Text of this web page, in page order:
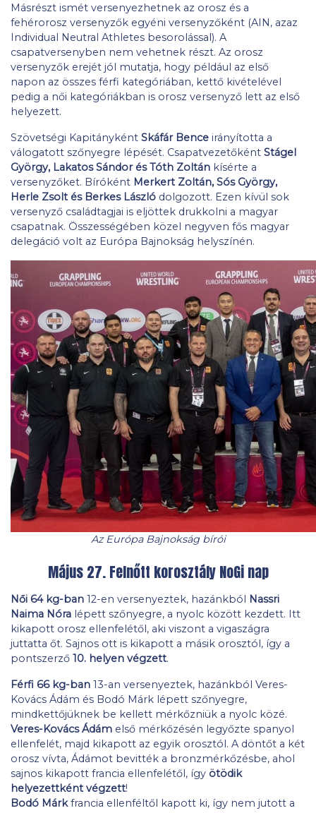
Másrészt ismét versenyezhetnek az orosz és a
fehérorosz versenyzők egyéni versenyzőként (AIN, azaz
Individual Neutral Athletes besorolással). A
csapatversenyben nem vehetnek részt. Az orosz
versenyzők erejét jól mutatja, hogy például az első
napon az összes férfi kategóriában, kettő kivételével
pedig a női kategóriákban is orosz versenyző lett az első
helyezett.
Szövetségi Kapitányként Skáfár Bence irányította a
válogatott szőnyegre lépését. Csapatvezetőként Stágel
György, Lakatos Sándor és Tóth Zoltán kísérte a
versenyzőket. Bíróként Merkert Zoltán, Sós György,
Herle Zsolt és Berkes László dolgozott. Ezen kívül sok
versenyző családtagjai is eljöttek drukkolni a magyar
csapatnak. Összességében közel negyven fős magyar
delegáció volt az Európa Bajnokság helyszínén.
Az Európa Bajnokság bírói
Május 27. Felnőtt korosztály NoGi nap
Női 64 kg-ban 12-en versenyeztek, hazánkból Nassri
Naima Nóra lépett szőnyegre, a nyolc között kezdett. Itt
kikapott orosz ellenfelétől, aki viszont a vigaszágra
juttatta őt. Sajnos ott is kikapott a másik orosztól, így a
pontszerző 10. helyen végzett.
Férfi 66 kg-ban 13-an versenyeztek, hazánkból Veres-
Kovács Ádám és Bodó Márk lépett szőnyegre,
mindkettőjüknek be kellett mérkőzniük a nyolc közé.
Veres-Kovács Ádám első mérkőzésén legyőzte spanyol
ellenfelét, majd kikapott az egyik orosztól. A döntőt a két
orosz vívta, Ádámot bevitték a bronzmérkőzésbe, ahol
sajnos kikapott francia ellenfelétől, így ötödik
helyezettként végzett!
Bodó Márkfrancia ellenféltől kapott ki, így nem jutott a